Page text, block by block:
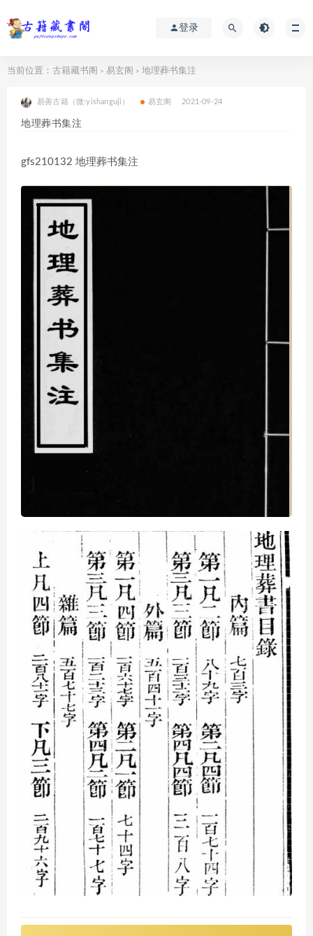
登录
当前位置： 古籍藏书阁 > 易玄阁 > 地理葬书集注
易善古籍（微:yishanguji） 易玄阁 2021-09-24
地理葬书集注
gfs210132 地理葬书集注